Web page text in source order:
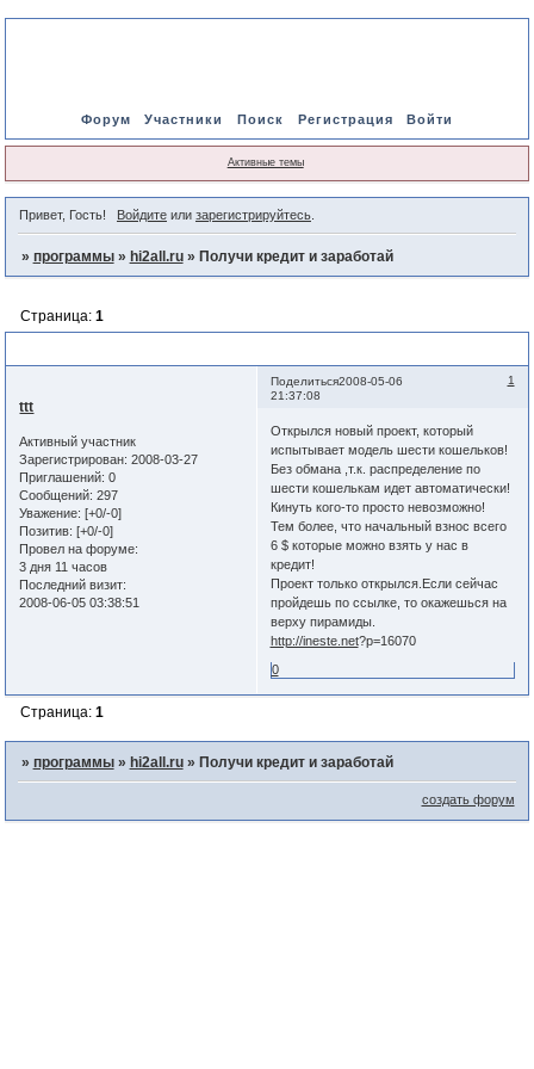
Форум Участники Поиск Регистрация Войти
Активные темы
Привет, Гость! Войдитеили зарегистрируйтесь.
» программы » hi2all.ru » Получи кредит и заработай
Страница: 1
Поделиться 1
2008-05-06
21:37:08
ttt
Активный участник
Зарегистрирован: 2008-03-27
Приглашений: 0
Сообщений: 297
Уважение: [+0/-0]
Позитив: [+0/-0]
Провел на форуме:
3 дня 11 часов
Последний визит:
2008-06-05 03:38:51
Открылся новый проект, который
испытывает модель шести кошельков!
Без обмана ,т.к. распределение по
шести кошелькам идет автоматически!
Кинуть кого-то просто невозможно!
Тем более, что начальный взнос всего
6 $ которые можно взять у нас в
кредит!
Проект только открылся.Если сейчас
пройдешь по ссылке, то окажешься на
верху пирамиды.
http://ineste.net?p=16070
0
Страница: 1
» программы » hi2all.ru » Получи кредит и заработай
создать форум